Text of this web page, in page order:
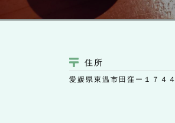
住所
愛媛県東温市田窪ー１７４４